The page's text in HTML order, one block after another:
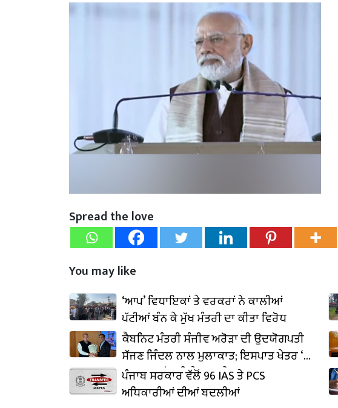
Spread the love
You may like
‘ਆਪ’ ਵਿਧਾਇਕਾਂ ਤੇ ਵਰਕਰਾਂ ਨੇ ਕਾਲੀਆਂ
ਪੱਟੀਆਂ ਬੰਨ ਕੇ ਮੁੱਖ ਮੰਤਰੀ ਦਾ ਕੀਤਾ ਵਿਰੋਧ
ਕੈਬਨਿਟ ਮੰਤਰੀ ਸੰਜੀਵ ਅਰੋੜਾ ਦੀ ਉਦਯੋਗਪਤੀ
ਸੱਜਣ ਜਿੰਦਲ ਨਾਲ ਮੁਲਾਕਾਤ; ਇਸਪਾਤ ਖੇਤਰ ‘ਚ
₹1,500 ਕਰੋੜ ਨਿਵੇਸ਼ ਦਾ ਐਲਾਨ
ਪੰਜਾਬ ਸਰਕਾਰ ਵੱਲੋਂ 96 IAS ਤੇ PCS
ਅਧਿਕਾਰੀਆਂ ਦੀਆਂ ਬਦਲੀਆਂ